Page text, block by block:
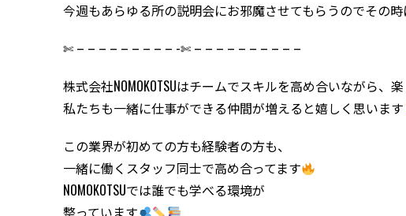
今週もあらゆる所の説明会にお邪魔させてもらうのでその
✄ – – – – – – – – – -✄ – – – – – – – – – –
株式会社NOMOKOTSUはチームでスキルを高め合いながら、
私たちも一緒に仕事ができる仲間が増えると嬉しく思います
この業界が初めての方も経験者の方も、
一緒に働くスタッフ同士で高め合ってます
NOMOKOTSUでは誰でも学べる環境が
整っています